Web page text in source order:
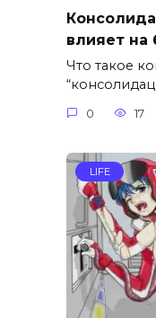
влияет на
Что такое
0 17
LIFE